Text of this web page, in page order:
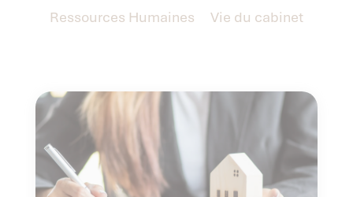
Ressources Humaines Vie du cabinet